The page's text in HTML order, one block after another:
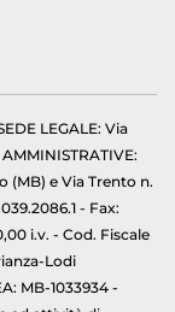
LEGALE: Via
(MB) e Via Trento n.
- Fax:
i.v. - Cod. Fiscale
Lodi
MB-1033934 -